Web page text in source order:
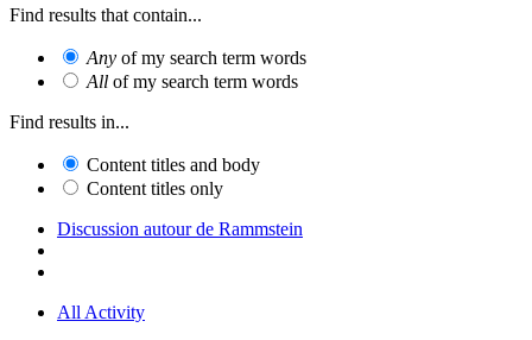
Find results that contain...
Any of my search term words
All of my search term words
Find results in...
Content titles and body
Content titles only
Discussion autour de Rammstein
All Activity